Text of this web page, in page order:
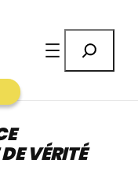
VÉRITÉ